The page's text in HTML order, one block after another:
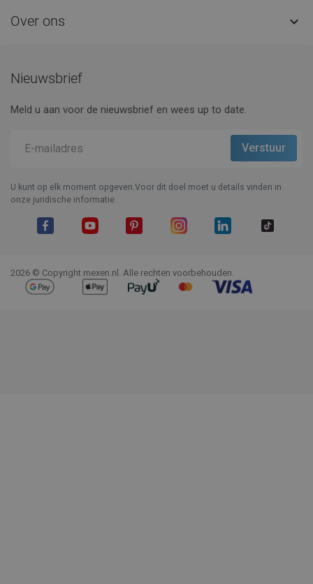
Over ons 
Nieuwsbrief
Meld u aan voor de nieuwsbrief en wees up to date.
U kunt op elk moment opgeven.Voor dit doel moet u details vinden in
onze juridische informatie.
2026 © Copyright mexen.nl. Alle rechten voorbehouden.